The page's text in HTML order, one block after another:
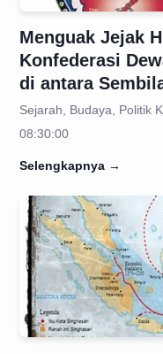
Menguak Jejak
Konfederasi
di antara
Sejarah, Budaya, Politik
08:30:00
Selengkapnya →